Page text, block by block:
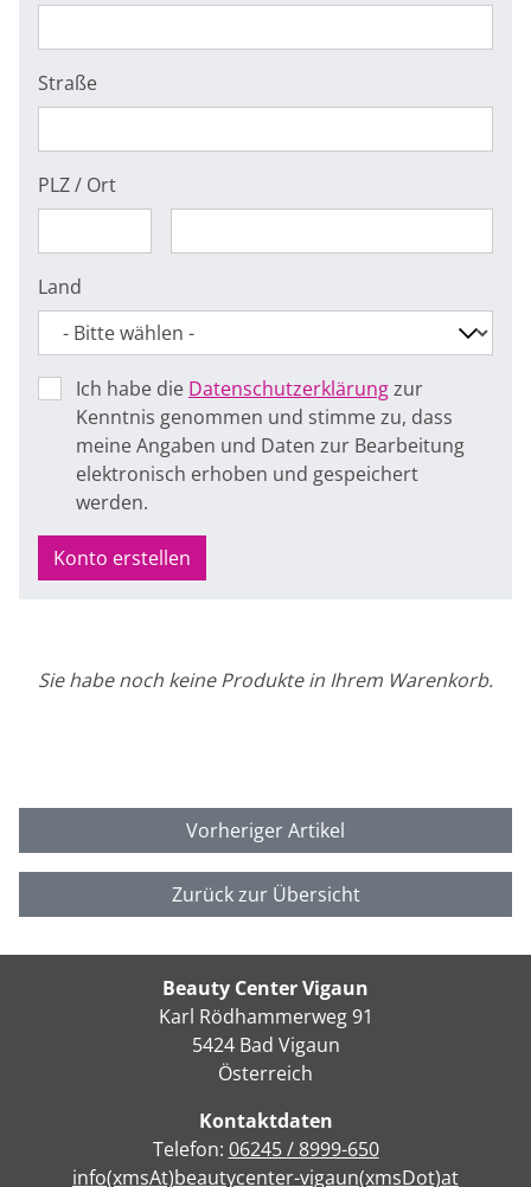
Straße
PLZ / Ort
Land
Ich habe die Datenschutzerklärungzur
Kenntnis genommen und stimme zu, dass
meine Angaben und Daten zur Bearbeitung
elektronisch erhoben und gespeichert
werden.
Konto erstellen
Sie habe noch keine Produkte in Ihrem Warenkorb.
Vorheriger Artikel
Zurück zur Übersicht
Beauty Center Vigaun
Karl Rödhammerweg 91
5424 Bad Vigaun
Österreich
Kontaktdaten
Telefon: 06245 / 8999-650
info(xmsAt)beautycenter-vigaun(xmsDot)at